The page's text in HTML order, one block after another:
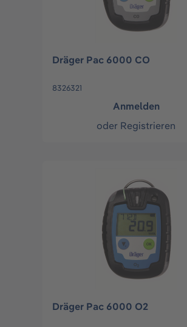
Dräger Pac 6000 CO
8326321
Anmelden
oder Registrieren
Dräger Pac 6000 O2